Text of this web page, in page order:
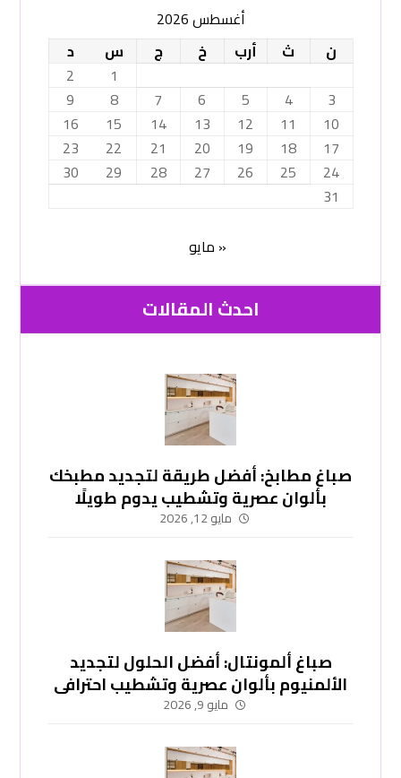
أغسطس 2026
ن
ث أرب خ ج س
د
1
2
3
4
5
6
7
8
9
10
11
12
13
14
15
16
17
18
19
20
21
22
23
24
25
26
27
28
29
30
31
« مايو
احدث المقالات
صباغ مطابخ: أفضل طريقة لتجديد مطبخك
بألوان عصرية وتشطيب يدوم طويلًا
-51748296 مايو 12, 2026
صباغ ألمونتال: أفضل الحلول لتجديد
الألمنيوم بألوان عصرية وتشطيب احترافي
-51748296 مايو 9, 2026